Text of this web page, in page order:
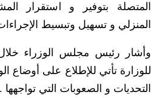
المتصلة بتوفير و استقرار
المنزلي و تسهيل وتبسيط
وأشار رئيس مجلس الوزراء خلال
للوزارة تأتي للإطلاع على أوضاع
التحديات و الصعوبات التي تواجهها